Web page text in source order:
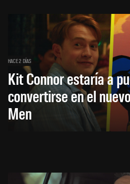
HACE 2 DÍAS
Kit Connor estaría a
convertirse en el
Men